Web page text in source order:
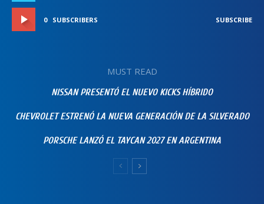
0 SUBSCRIBERS SUBSCRIBE
MUST READ
NISSAN PRESENTÓ EL NUEVO KICKS HÍBRIDO
CHEVROLET ESTRENÓ LA NUEVA GENERACIÓN DE LA SILVERADO
PORSCHE LANZÓ EL TAYCAN 2027 EN ARGENTINA